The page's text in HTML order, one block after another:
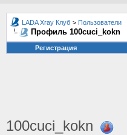
LADA Xray Клуб > Пользователи
Профиль 100cuci_kokn
Регистрация
100cuci_kokn